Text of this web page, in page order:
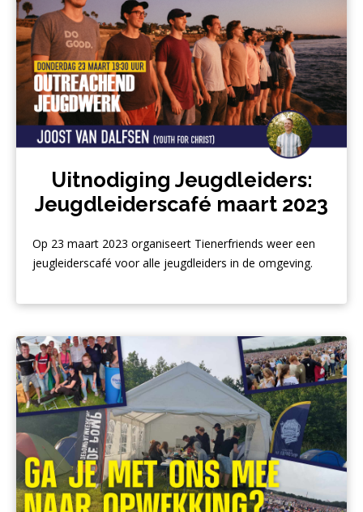
Uitnodiging Jeugdleiders:
Jeugdleiderscafé maart 2023
Op 23 maart 2023 organiseert Tienerfriends weer een
jeugleiderscafé voor alle jeugdleiders in de omgeving.